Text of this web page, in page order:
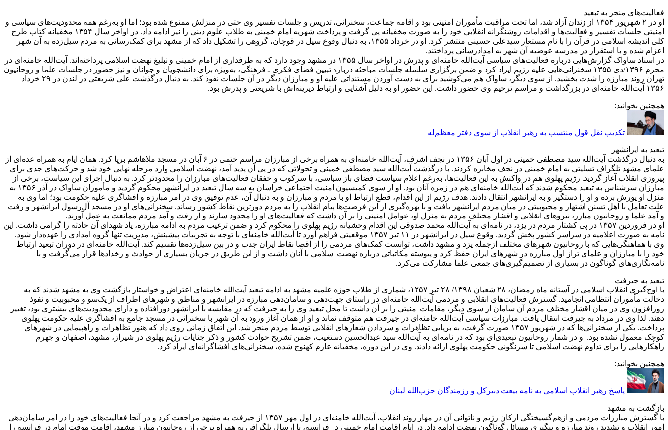
فعالیت‌های منجر به تبعید
او در ۲ شهریور ۱۳۵۴ از زندان آزاد شد، اما تحت مراقبت مأموران امنیتی بود و اقامه جماعت، سخنرانی، تدریس و جلسات تفسیر وی حتی در منزلش ممنوع شده بود؛ اما او به‌رغم همه محدودیت‌های سیاسی و
امنیتی جلسات تفسیر و فعالیت‌ها و اقدامات روشنگرانه انقلابی خود را به صورت مخفیانه پی گرفت و پرداخت شهریه امام خمینی به طلاب علوم دینی را نیز ادامه داد. در اواخر سال ۱۳۵۴ مخفیانه کتاب طرح
کلی اندیشه اسلامی در قرآن را با نام مستعار سیدعلی حسینی منتشر کرد. او در خرداد ۱۳۵۵، به دنبال وقوع سیل در قوچان، گروهی را تشکیل داد که از مشهد برای کمک‌رسانی به مردم سیل‌زده به آن شهر
اعزام شده و با استقرار در مدرسه عوضیه آن شهر به امدادرسانی پرداختند.
در اسناد ساواک گزارش‌هایی درباره فعالیت‌های سیاسی آیت‌الله خامنه‌ای و پدرش در اواخر سال ۱۳۵۵ در مشهد وجود دارد که به طرفداری از امام خمینی و تبلیغ نهضت اسلامی پرداخته‌اند. آیت‌الله خامنه‌ای در
محرم ۱۳۹۶/دی ۱۳۵۵ سخنرانی‌هایی علیه رژیم ایراد کرد و ضمن برگزاری سلسله جلسات مباحثه درباره تبیین فضای فکری ـ فرهنگی، به‌ویژه برای دانشجویان و جوانان و نیز حضور در جلسات علما و روحانیون
تهران روند مبارزه را شدت بخشید. از سوی دیگر، ساواک هم می‌کوشید برای به دست آوردن مستنداتی علیه او و مبارزان دیگر در آن جلسات نفوذ کند. به دنبال درگذشت علی شریعتی در لندن در ۲۹ خرداد
۱۳۵۶ آیت‌الله خامنه‌ای در بزرگداشت و مراسم ترحیم وی حضور داشت. این حضور او به دلیل آشنایی و ارتباط دیرینه‌اش با شریعتی و پدرش بود.
همچنین بخوانید:
تکذیب نقل قول منتسب به رهبر انقلاب از سوی دفتر معظم‌له
تبعید به ایرانشهر
به دنبال درگذشت آیت‌الله سید مصطفی خمینی در اول آبان ۱۳۵۶ در نجف اشرف، آیت‌الله خامنه‌ای به همراه برخی از مبارزان مراسم ختمی در ۶ آبان در مسجد ملاهاشم برپا کرد. همان ایام به همراه عده‌ای از
علمای مشهد تلگراف تسلیتی به امام خمینی در نجف مخابره کردند. با درگذشت آیت‌الله سید مصطفی خمینی و تحولاتی که در پی آن پدید آمد، نهضت اسلامی وارد مرحله نهایی خود شد و حرکت‌های جدی برای
پیروزی انقلاب آغاز گردید. رژیم پهلوی هم در واکنش به این فعالیت‌ها، به‌رغم اعلام سیاست فضای باز سیاسی، با سرکوب و خفقان فعالیت‌های مبارزان را محدودتر کرد. به دنبال اجرای این سیاست، برخی از
مبارزان سرشناس به تبعید محکوم شدند که آیت‌الله خامنه‌ای هم در زمره آنان بود. او از سوی کمیسیون امنیت اجتماعی خراسان به سه سال تبعید در ایرانشهر محکوم گردید و مأموران ساواک در آذر ۱۳۵۶ به
منزل او یورش برده و او را دستگیر و به ایرانشهر انتقال دادند. هدف رژیم از این اقدام، قطع ارتباط او با مردم و مبارزان و به دنبال آن، عدم توفیق وی در امر مبارزه و افشاگری علیه حکومت بود؛ اما وی به
علت تعامل با اهل تسنن اشتهار و محبوبیتی در میان مردم ایرانشهر یافت و با بهره‌گیری از این فرصت‌ها پیام انقلاب را به مردم دورترین نقاط کشور رساند. سخنرانی‌های او در مسجد آل‌رسول ایرانشهر و رفت
و آمد علما و روحانیون مبارز، نیروهای انقلابی و اقشار مختلف مردم به منزل او، عوامل امنیتی را بر آن داشت که فعالیت‌های او را محدود سازند و از رفت و آمد مردم ممانعت به عمل آورند.
او در فروردین ۱۳۵۷ در پی کشتار مردم در یزد، در نامه‌ای به آیت‌الله محمد صدوقی این اقدام وحشیانه رژیم پهلوی را محکوم کرد و ضمن ترغیب مردم به ادامه مبارزه، یاد شهدای آن حادثه را گرامی داشت. این
نامه به صورت اعلامیه در سراسر کشور پخش گردید. وقوع سیل در ایرانشهر در ۱۱ تیر ۱۳۵۷ موقعیتی فراهم آورد تا آیت‌الله خامنه‌ای با توجه به تجربیات پیشینش، مدیریت تنها گروه امدادی را عهده‌دار شود.
وی با هماهنگی‌هایی که با روحانیون شهرهای مختلف ازجمله یزد و مشهد داشت، توانست کمک‌های مردمی را از اقصا نقاط ایران جذب و در بین سیل‌زده‌ها تقسیم کند. آیت‌الله خامنه‌ای در دوران تبعید ارتباط
خود را با مبارزان و علمای تراز اول مبارزه در شهرهای ایران حفظ کرد و پیوسته مکاتباتی درباره نهضت اسلامی با آنان داشت و از این طریق در جریان بسیاری از حوادث و رخدادها قرار می‌گرفت و با
نامه‌نگاری‌های گوناگون در بسیاری از تصمیم‌گیری‌های جمعی علما مشارکت می‌کرد.
تبعید به جیرفت
با اوج‌گیری انقلاب اسلامی در آستانه ماه رمضان، ۲۸ شعبان ۱۳۹۸/ ۲۸ تیر ۱۳۵۷، شماری از طلاب حوزه علمیه مشهد به ادامه تبعید آیت‌الله خامنه‌ای اعتراض و خواستار بازگشت وی به مشهد شدند که به
دخالت مأموران انتظامی انجامید. گسترش فعالیت‌های انقلابی و مردمی آیت‌الله خامنه‌ای در راستای جهت‌دهی و سامان‌دهی مبارزه در ایرانشهر و مناطق و شهرهای اطراف از یک‌سو و محبوبیت و نفوذ
روزافزون وی در میان اقشار مختلف مردم آن سامان از سوی دیگر، مقامات امنیتی را بر آن داشت تا محل تبعید وی را به جیرفت که در مقایسه با ایرانشهر دورافتاده و دارای محدودیت‌های بیشتری بود، تغییر
دهند. لذا وی در مرداد به جیرفت انتقال یافت. مبارزات سیاسی آیت‌الله خامنه‌ای در جیرفت هم متوقف نماند و او از همان آغاز ورود به آن شهر با سخنرانی در مسجد جامع به افشاگری علیه حکومت پهلوی
پرداخت. یکی از سخنرانی‌ها که در شهریور ۱۳۵۷ صورت گرفت، به برپایی تظاهرات و سردادن شعارهای انقلابی توسط مردم منجر شد. این اتفاق زمانی روی داد که هنوز تظاهرات و راهپیمایی در شهرهای
کوچک معمول نشده بود. او در شمار روحانیون تبعیدی‌ای بود که در نامه‌ای به آیت‌الله سید عبدالحسین دستغیب، ضمن تشریح حوادث کشور و ذکر جنایات رژیم پهلوی در شیراز، مشهد، اصفهان و جهرم
راهکارهایی را برای تداوم نهضت اسلامی تا سرنگونی حکومت پهلوی ارائه دادند. وی در این دوره، مخفیانه عازم کهنوج شده، سخنرانی‌های افشاگرانه‌ای ایراد کرد.
همچنین بخوانید:
پاسخ رهبر انقلاب اسلامی به نامه بیعت دبیرکل و رزمندگان حزب‌الله لبنان
بازگشت به مشهد
با گسترش مبارزات مردمی و ازهم‌گسیختگی ارکان رژیم و ناتوانی آن در مهار روند انقلاب، آیت‌الله خامنه‌ای در اول مهر ۱۳۵۷ از جیرفت به مشهد مراجعت کرد و در آنجا فعالیت‌های خود را در امر سامان‌دهی
امور انقلاب و تشدید روند مبارزه و پیگیری مسائل گوناگون نهضت ادامه داد. در ایام اقامت امام خمینی در فرانسه، با ارسال تلگرافی به همراه برخی از روحانیون مبارز مشهد، اقامت موقت امام در فرانسه را